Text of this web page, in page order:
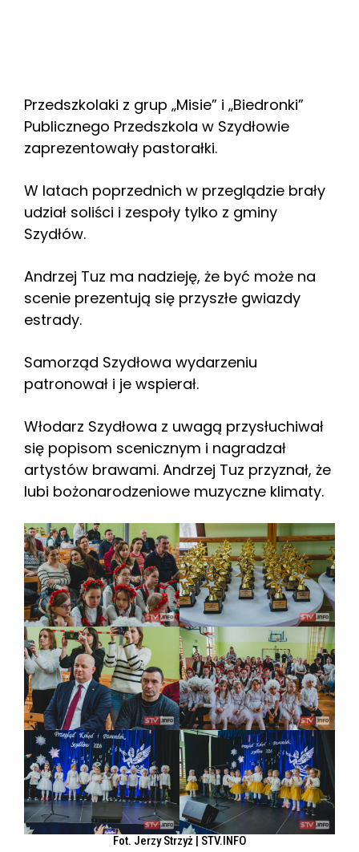
Przedszkolaki z grup „Misie” i „Biedronki”
Publicznego Przedszkola w Szydłowie
zaprezentowały pastorałki.
W latach poprzednich w przeglądzie brały
udział soliści i zespoły tylko z gminy
Szydłów.
Andrzej Tuz ma nadzieję, że być może na
scenie prezentują się przyszłe gwiazdy
estrady.
Samorząd Szydłowa wydarzeniu
patronował i je wspierał.
Włodarz Szydłowa z uwagą przysłuchiwał
się popisom scenicznym i nagradzał
artystów brawami. Andrzej Tuz przyznał, że
lubi bożonarodzeniowe muzyczne klimaty.
Fot. Jerzy Strzyż | STV.INFO